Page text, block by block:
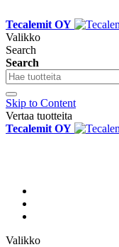
Tecalemit OY
Valikko
Search
Search
Skip to Content
Vertaa tuotteita
Tecalemit OY
Valikko